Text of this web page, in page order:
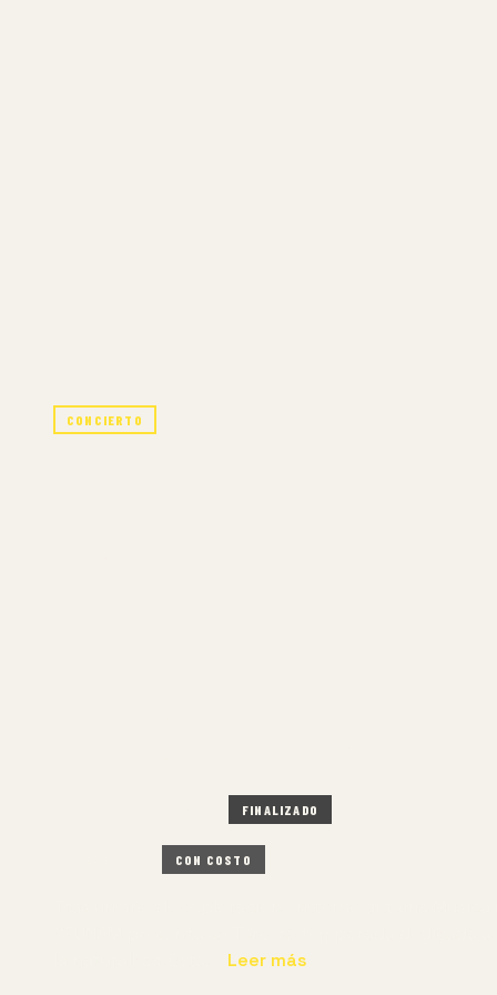
CONCIERTO
FINALIZADO
CON COSTO
Leer más